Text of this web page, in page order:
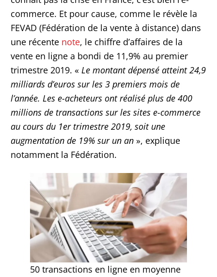
commerce. Et pour cause, comme le révèle la
FEVAD (Fédération de la vente à distance) dans
une récente note, le chiffre d’affaires de la
vente en ligne a bondi de 11,9% au premier
trimestre 2019. «Le montant dépensé atteint 24,9
milliards d’euros sur les 3 premiers mois de
l’année. Les e-acheteurs ont réalisé plus de 400
millions de transactions sur les sites e-commerce
au cours du 1er trimestre 2019, soit une
augmentation de 19% sur un an », explique
notamment la Fédération.
50 transactions en ligne en moyenne